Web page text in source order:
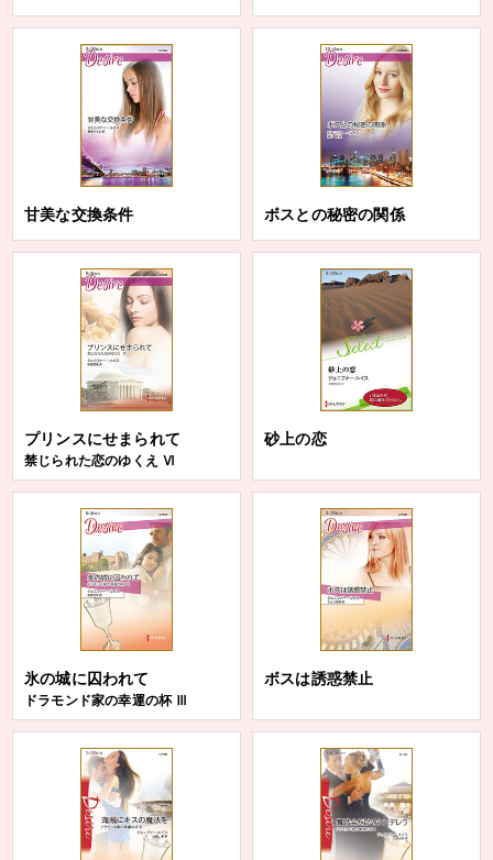
甘美な交換条件 ボスとの秘密の関係
プリンスにせまられて
禁じられた恋のゆくえ Ⅵ
砂上の恋
氷の城に囚われて
ドラモンド家の幸運の杯 Ⅲ
ボスは誘惑禁止